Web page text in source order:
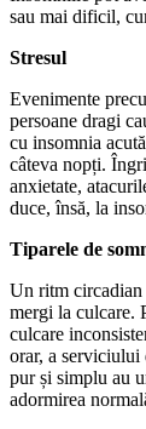
sau mai dificil,
Stresul
Evenimente
persoane dragi
cu insomnia
câteva nopți.
anxietate,
duce, însă, la
Tiparele de
Un ritm circadian
mergi la culcare.
culcare
orar, a serviciului
pur și simplu au
adormirea